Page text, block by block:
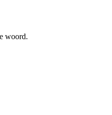
woord.